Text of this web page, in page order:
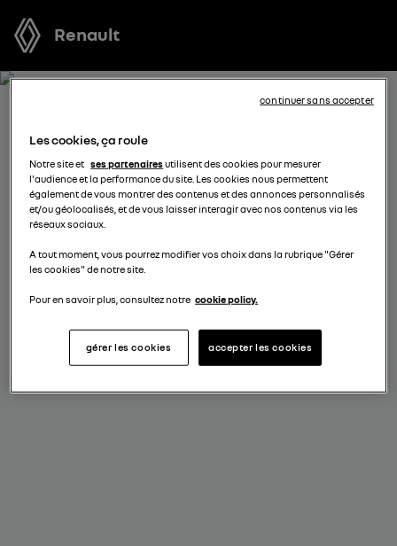
Renault
RECEVEZ GRATUITEMENT
VOTRE OFFRE POUR
AUSTRAL
proposer l’offre la plus avantageuse, des solutions de
conseiller dans votre projet d’achat.
complétez vos coordonnées
Les cookies, ça roule
Notre site et ses partenairesutilisent des cookies pour mesurer
l'audience et la performance du site. Les cookies nous permettent
également de vous montrer des contenus et des annonces personnalisés
et/ou géolocalisés, et de vous laisser interagir avec nos contenus via les
réseaux sociaux.
A tout moment, vous pourrez modifier vos choix dans la rubrique "Gérer
les cookies" de notre site.
Pour en savoir plus, consultez notre cookie policy.
accepter les cookies
gérer les cookies
continuer sans accepter